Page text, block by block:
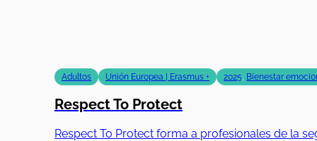
Adultos Unión Europea | Erasmus + 2025, Bienestar
Respect To Protect
Respect To Protect forma a profesionales de la